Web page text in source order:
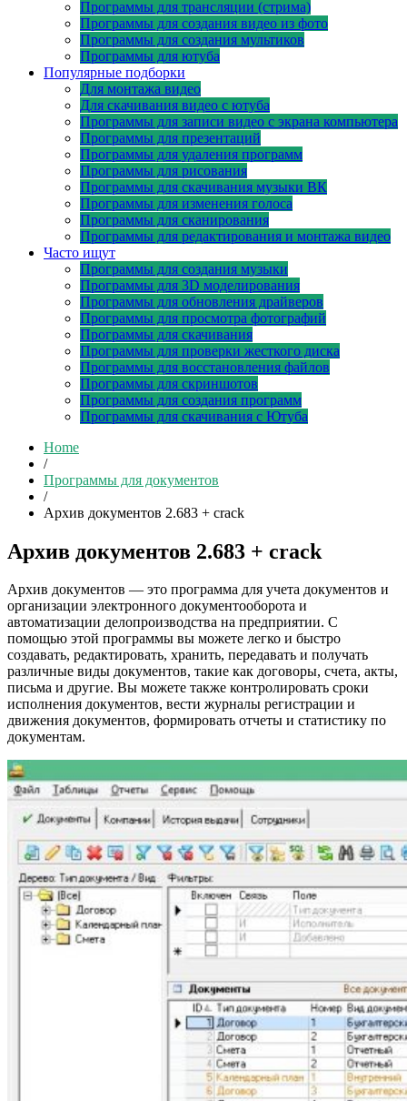
Программы для трансляции (стрима)
Программы для создания видео из фото
Программы для создания мультиков
Программы для ютуба
Популярные подборки
Для монтажа видео
Для скачивания видео с ютуба
Программы для записи видео с экрана компьютера
Программы для презентаций
Программы для удаления программ
Программы для рисования
Программы для скачивания музыки ВК
Программы для изменения голоса
Программы для сканирования
Программы для редактирования и монтажа видео
Часто ищут
Программы для создания музыки
Программы для 3D моделирования
Программы для обновления драйверов
Программы для просмотра фотографий
Программы для скачивания
Программы для проверки жесткого диска
Программы для восстановления файлов
Программы для скриншотов
Программы для создания программ
Программы для скачивания с Ютуба
Home
/
Программы для документов
/
Архив документов 2.683 + crack
Архив документов 2.683 + crack
Архив документов — это программа для учета документов и
организации электронного документооборота и
автоматизации делопроизводства на предприятии. С
помощью этой программы вы можете легко и быстро
создавать, редактировать, хранить, передавать и получать
различные виды документов, такие как договоры, счета, акты,
письма и другие. Вы можете также контролировать сроки
исполнения документов, вести журналы регистрации и
движения документов, формировать отчеты и статистику по
документам.